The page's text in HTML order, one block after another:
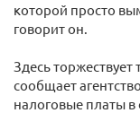
которой просто
говорит он.
Здесь
сообщает
налоговые платы